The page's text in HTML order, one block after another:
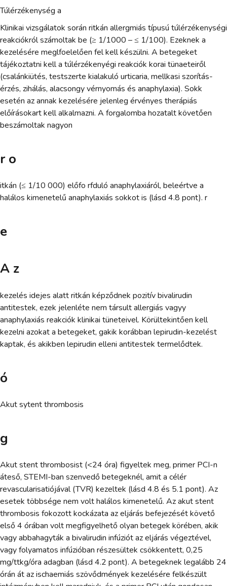
Túlérzékenység a
Klinikai vizsgálatok során ritkán allergmiás típusú túlérzékenységi
reakciókról számoltak be (≥ 1/1000 – ≤ 1/100). Ezeknek a
kezelésére meglfoelelően fel kell készülni. A betegeket
tájékoztatni kell a túlérzékenyégi reakciók korai tünaeteiről
(csalánkiütés, testszerte kialakuló urticaria, mellkasi szorítás-
érzés, zihálás, alacsongy vérnyomás és anaphylaxia). Sokk
esetén az annak kezelésére jelenleg érvényes therápiás
előírásokart kell alkalmazni. A forgalomba hozatalt követően
beszámoltak nagyon
r o
itkán (≤ 1/10 000) előfo rfduló anaphylaxiáról, beleértve a
halálos kimenetelű anaphylaxiás sokkot is (lásd 4.8 pont). r
e
A z
kezelés idejes alatt ritkán képződnek pozitív bivalirudin
antitestek, ezek jelenléte nem társult allergiás vagyy
anaphylaxiás reakciók klinikai tüneteivel. Körültekintően kell
kezelni azokat a betegeket, gakik korábban lepirudin-kezelést
kaptak, és akikben lepirudin elleni antitestek termelődtek.
ó
Akut sytent thrombosis
g
Akut stent thrombosist (<24 óra) figyeltek meg, primer PCI-n
áteső, STEMI-ban szenvedő betegeknél, amit a célér
revascularisatiójával (TVR) kezeltek (lásd 4.8 és 5.1 pont). Az
esetek többsége nem volt halálos kimenetelű. Az akut stent
thrombosis fokozott kockázata az eljárás befejezését követő
első 4 órában volt megfigyelhető olyan betegek körében, akik
vagy abbahagyták a bivalirudin infúziót az eljárás végeztével,
vagy folyamatos infúzióban részesültek csökkentett, 0,25
mg/ttkg/óra adagban (lásd 4.2 pont). A betegeknek legalább 24
órán át az ischaemiás szövődmények kezelésére felkészült